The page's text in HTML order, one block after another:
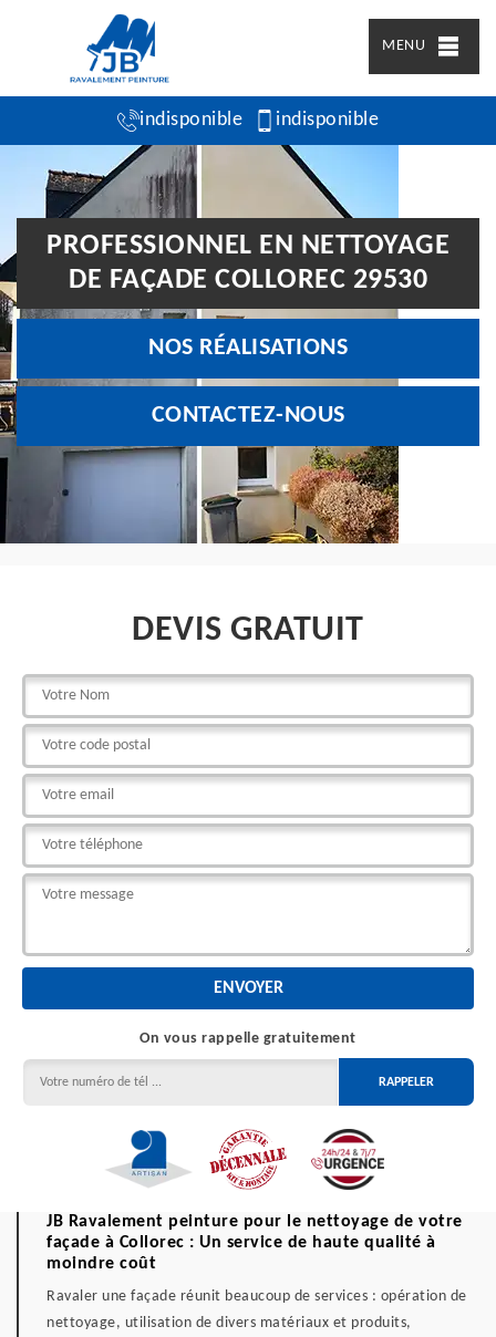
MENU
indisponible indisponible
PROFESSIONNEL EN NETTOYAGE
DE FAÇADE COLLOREC 29530
NOS RÉALISATIONS
CONTACTEZ-NOUS
DEVIS GRATUIT
On vous rappelle gratuitement
JB Ravalement peinture pour le nettoyage de votre
façade à Collorec : Un service de haute qualité à
moindre coût
Ravaler une façade réunit beaucoup de services : opération de
nettoyage, utilisation de divers matériaux et produits,